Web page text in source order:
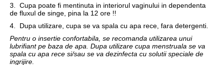
3. Cupa poate fi mentinuta in interiorul vaginului in dependenta
de fluxul de singe, pina la 12 ore !!
4. Dupa utilizare, cupa se va spala cu apa rece, fara detergenti.
Pentru o insertie confortabila, se recomanda utilizarea unui
lubrifiant pe baza de apa. Dupa utilizare cupa menstruala se va
spala cu apa rece si/sau se va dezinfecta cu solutii speciale de
ingrijire.